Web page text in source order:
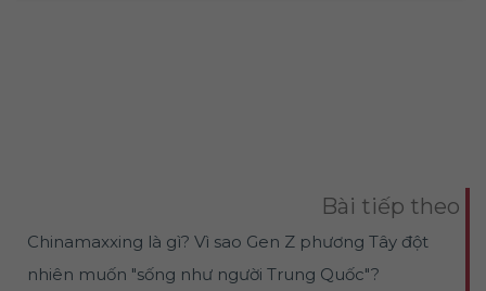
Bài tiếp theo
Chinamaxxing là gì? Vì sao Gen Z phương Tây đột
nhiên muốn "sống như người Trung Quốc"?